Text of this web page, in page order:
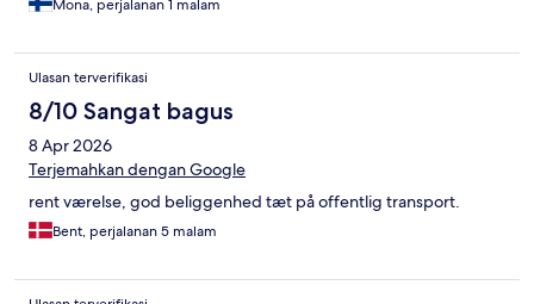
Mona, perjalanan 1 malam
Ulasan terverifikasi
8/10 Sangat bagus
8 Apr 2026
Terjemahkan dengan Google
rent værelse, god beliggenhed tæt på offentlig transport.
Bent, perjalanan 5 malam